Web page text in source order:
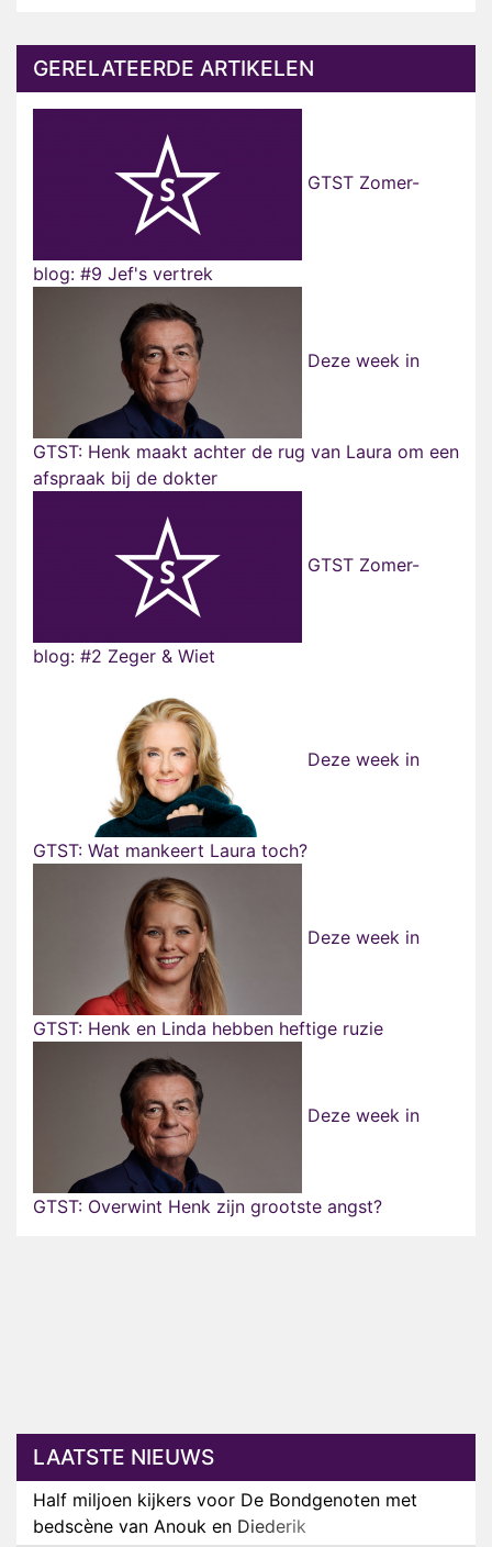
GERELATEERDE ARTIKELEN
GTST Zomer-
blog: #9 Jef's vertrek
Deze week in
GTST: Henk maakt achter de rug van Laura om een
afspraak bij de dokter
GTST Zomer-
blog: #2 Zeger & Wiet
Deze week in
GTST: Wat mankeert Laura toch?
Deze week in
GTST: Henk en Linda hebben heftige ruzie
Deze week in
GTST: Overwint Henk zijn grootste angst?
LAATSTE NIEUWS
Half miljoen kijkers voor De Bondgenoten met
bedscène van Anouk en Diederik